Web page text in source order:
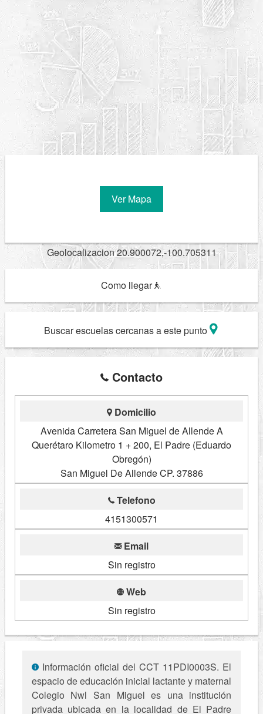
Ver Mapa
Geolocalizacion 20.900072,-100.705311
Como llegar
Buscar escuelas cercanas a este punto
Contacto
Domicilio
Avenida Carretera San Miguel de Allende A
Querétaro Kilometro 1 + 200, El Padre (Eduardo
Obregón)
San Miguel De Allende CP. 37886
Telefono
4151300571
Email
Sin registro
Web
Sin registro
Información oficial del CCT 11PDI0003S. El
espacio de educación inicial lactante y maternal
Colegio Nwl San Miguel es una institución
privada ubicada en la localidad de El Padre